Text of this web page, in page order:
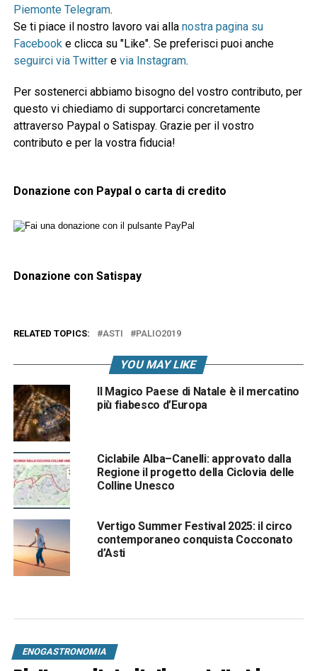
Piemonte Telegram.
Se ti piace il nostro lavoro vai alla nostra pagina su
Facebooke clicca su "Like". Se preferisci puoi anche
seguirci via Twittere via Instagram.
Per sostenerci abbiamo bisogno del vostro contributo, per
questo vi chiediamo di supportarci concretamente
attraverso Paypal o Satispay. Grazie per il vostro
contributo e per la vostra fiducia!
Donazione con Paypal o carta di credito
Donazione con Satispay
RELATED TOPICS: ASTI PALIO2019
YOU MAY LIKE
Il Magico Paese di Natale è il mercatino
più fiabesco d’Europa
Ciclabile Alba–Canelli: approvato dalla
Regione il progetto della Ciclovia delle
Colline Unesco
Vertigo Summer Festival 2025: il circo
contemporaneo conquista Cocconato
d’Asti
ENOGASTRONOMIA